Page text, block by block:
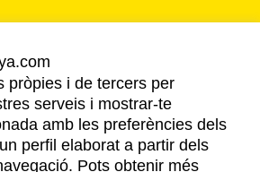
AVÍS LEGAL
POLÍTICA DE PRIVACITAT
COOKIES
pròpies i de tercers per
serveis i mostrar-te
amb les preferències dels
perfil elaborat a partir dels
Pots obtenir més